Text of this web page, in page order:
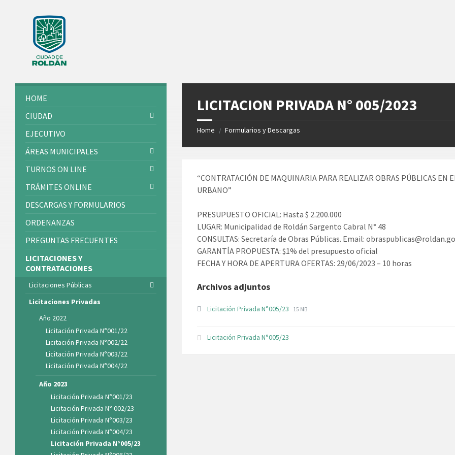
LICITACION PRIVADA N° 005/2023
Home / Formularios y Descargas
“CONTRATACIÓN DE MAQUINARIA PARA REALIZAR OBRAS PÚBLICAS EN
URBANO”
PRESUPUESTO OFICIAL: Hasta $ 2.200.000
LUGAR: Municipalidad de Roldán Sargento Cabral N° 48
CONSULTAS: Secretaría de Obras Públicas. Email:
GARANTÍA PROPUESTA: $1% del presupuesto oficial
FECHA Y HORA DE APERTURA OFERTAS: 29/06/2023 – 10 horas
Archivos adjuntos
Licitación Privada N°005/23
File
File
15 MB
Licitación Privada N°005/23
HOME
CIUDAD
EJECUTIVO
ÁREAS MUNICIPALES
TURNOS ON LINE
TRÁMITES ONLINE
DESCARGAS Y FORMULARIOS
ORDENANZAS
PREGUNTAS FRECUENTES
LICITACIONES Y
CONTRATACIONES
Licitaciones Públicas
Licitaciones Privadas
Año 2022
Licitación Privada N°001/22
Licitación Privada N°002/22
Licitación Privada N°003/22
Licitación Privada N°004/22
Año 2023
Licitación Privada N°001/23
Licitación Privada N° 002/23
Licitación Privada N°003/23
Licitación Privada N°004/23
Licitación Privada N°005/23